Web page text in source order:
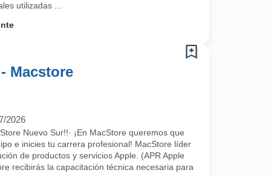
utilizadas ...
Macstore
2026
Nuevo Sur!!· ¡En MacStore queremos que
e inicies tu carrera profesional! MacStore líder
de productos y servicios Apple. (APR Apple
recibirás la capacitación técnica necesaria para